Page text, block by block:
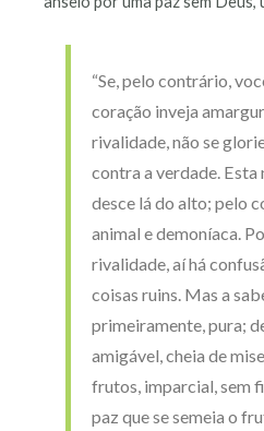
“Se, pelo contrário,
coração inveja
rivalidade, não se
contra a verdade. Esta
desce lá do alto; pelo
animal e demoníaca.
rivalidade, aí há
coisas ruins. Mas a
primeiramente, pura;
amigável, cheia de
frutos, imparcial, sem
paz que se semeia o